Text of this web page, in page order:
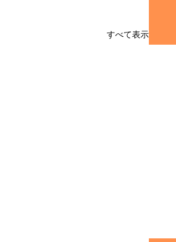
すべて表示